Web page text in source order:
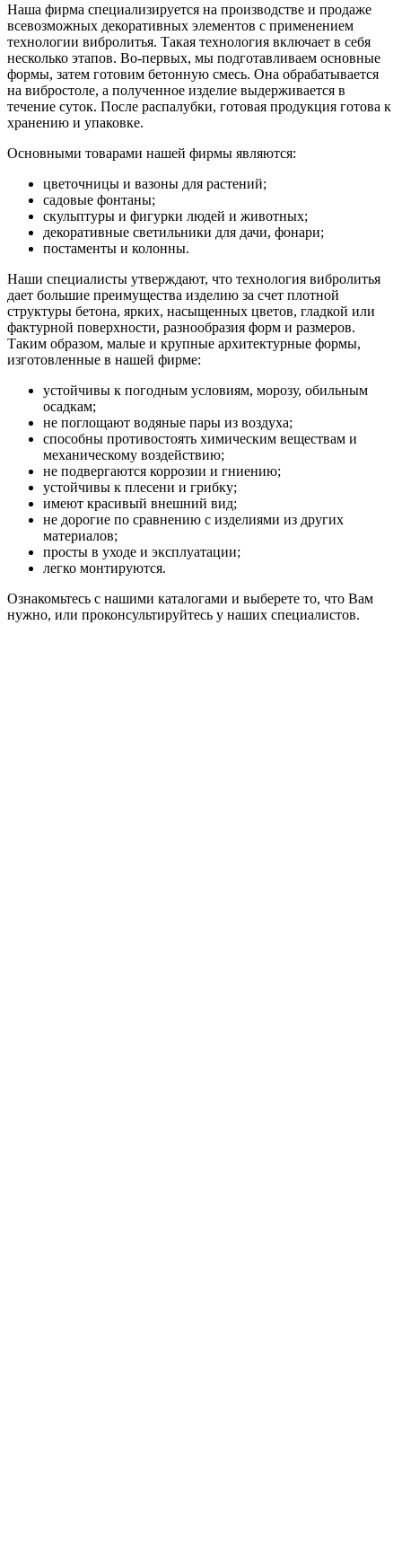
Наша фирма специализируется на производстве и продаже
всевозможных декоративных элементов с применением
технологии вибролитья. Такая технология включает в себя
несколько этапов. Во-первых, мы подготавливаем основные
формы, затем готовим бетонную смесь. Она обрабатывается
на вибростоле, а полученное изделие выдерживается в
течение суток. После распалубки, готовая продукция готова к
хранению и упаковке.
Основными товарами нашей фирмы являются:
цветочницы и вазоны для растений;
садовые фонтаны;
скульптуры и фигурки людей и животных;
декоративные светильники для дачи, фонари;
постаменты и колонны.
Наши специалисты утверждают, что технология вибролитья
дает большие преимущества изделию за счет плотной
структуры бетона, ярких, насыщенных цветов, гладкой или
фактурной поверхности, разнообразия форм и размеров.
Таким образом, малые и крупные архитектурные формы,
изготовленные в нашей фирме:
устойчивы к погодным условиям, морозу, обильным
осадкам;
не поглощают водяные пары из воздуха;
способны противостоять химическим веществам и
механическому воздействию;
не подвергаются коррозии и гниению;
устойчивы к плесени и грибку;
имеют красивый внешний вид;
не дорогие по сравнению с изделиями из других
материалов;
просты в уходе и эксплуатации;
легко монтируются.
Ознакомьтесь с нашими каталогами и выберете то, что Вам
нужно, или проконсультируйтесь у наших специалистов.